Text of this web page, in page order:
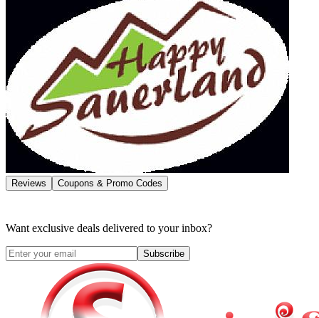
Reviews Coupons & Promo Codes
Want exclusive deals delivered to your inbox?
Subscribe